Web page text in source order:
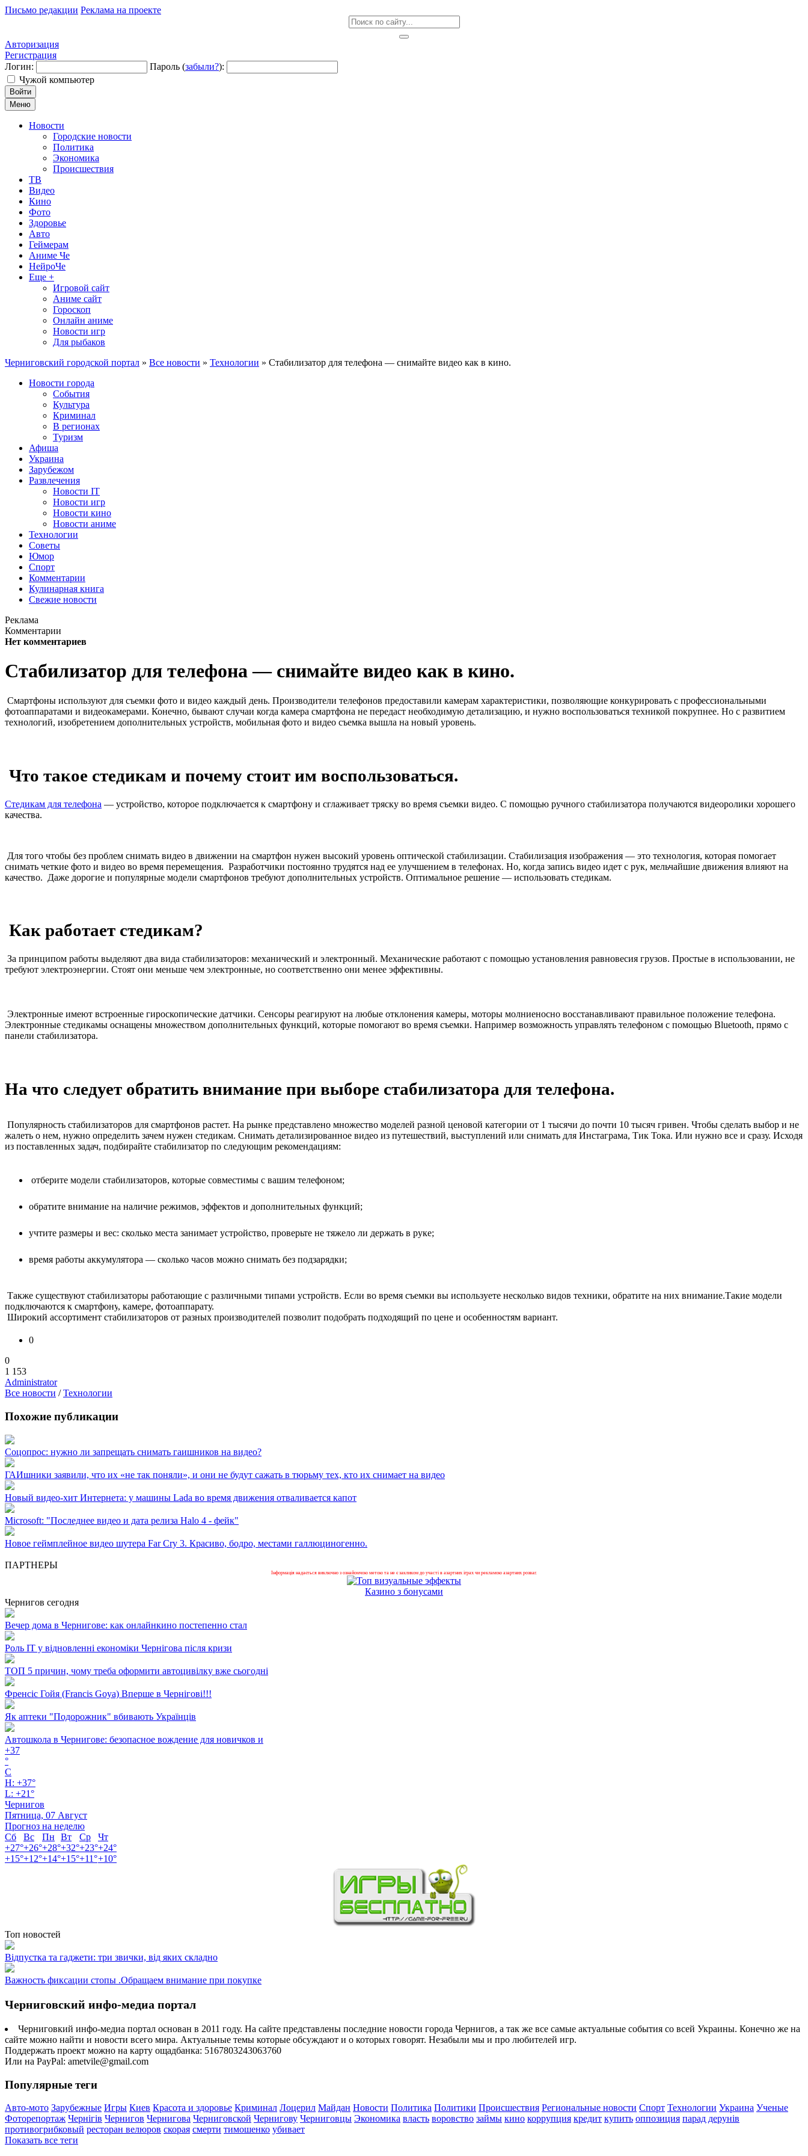
Письмо редакции Реклама на проекте
Авторизация
Регистрация
Логин:
Пароль (забыли?):
Чужой компьютер
Войти
Меню
Новости
Городские новости
Политика
Экономика
Происшествия
ТВ
Видео
Кино
Фото
Здоровье
Авто
Геймерам
Аниме Че
НейроЧе
Еще +
Игровой сайт
Аниме сайт
Гороскоп
Онлайн аниме
Новости игр
Для рыбаков
Черниговский городской портал » Все новости » Технологии » Стабилизатор для телефона — снимайте видео как в кино.
Новости города
События
Культура
Криминал
В регионах
Туризм
Афиша
Украина
Зарубежом
Развлечения
Новости IT
Новости игр
Новости кино
Новости аниме
Технологии
Советы
Юмор
Спорт
Комментарии
Кулинарная книга
Свежие новости
Реклама
Комментарии
Нет комментариев
Стабилизатор для телефона — снимайте видео как в кино.
Смартфоны используют для съемки фото и видео каждый день. Производители телефонов предоставили камерам характеристики, позволяющие конкурировать с профессиональными
фотоаппаратами и видеокамерами. Конечно, бывают случаи когда камера смартфона не передаст необходимую детализацию, и нужно воспользоваться техникой покрупнее. Но с развитием
технологий, изобретением дополнительных устройств, мобильная фото и видео съемка вышла на новый уровень.
Что такое стедикам и почему стоит им воспользоваться.
Стедикам для телефона — устройство, которое подключается к смартфону и сглаживает тряску во время съемки видео. С помощью ручного стабилизатора получаются видеоролики хорошего
качества.
Для того чтобы без проблем снимать видео в движении на смартфон нужен высокий уровень оптической стабилизации. Стабилизация изображения — это технология, которая помогает
снимать четкие фото и видео во время перемещения. Разработчики постоянно трудятся над ее улучшением в телефонах. Но, когда запись видео идет с рук, мельчайшие движения влияют на
качество. Даже дорогие и популярные модели смартфонов требуют дополнительных устройств. Оптимальное решение — использовать стедикам.
Как работает стедикам?
За принципом работы выделяют два вида стабилизаторов: механический и электронный. Механические работают с помощью установления равновесия грузов. Простые в использовании, не
требуют электроэнергии. Стоят они меньше чем электронные, но соответственно они менее эффективны.
Электронные имеют встроенные гироскопические датчики. Сенсоры реагируют на любые отклонения камеры, моторы молниеносно восстанавливают правильное положение телефона.
Электронные стедикамы оснащены множеством дополнительных функций, которые помогают во время съемки. Например возможность управлять телефоном с помощью Bluetooth, прямо с
панели стабилизатора.
На что следует обратить внимание при выборе стабилизатора для телефона.
Популярность стабилизаторов для смартфонов растет. На рынке представлено множество моделей разной ценовой категории от 1 тысячи до почти 10 тысяч гривен. Чтобы сделать выбор и не
жалеть о нем, нужно определить зачем нужен стедикам. Снимать детализированное видео из путешествий, выступлений или снимать для Инстаграма, Тик Тока. Или нужно все и сразу. Исходя
из поставленных задач, подбирайте стабилизатор по следующим рекомендациям:
отберите модели стабилизаторов, которые совместимы с вашим телефоном;
обратите внимание на наличие режимов, эффектов и дополнительных функций;
учтите размеры и вес: сколько места занимает устройство, проверьте не тяжело ли держать в руке;
время работы аккумулятора — сколько часов можно снимать без подзарядки;
Также существуют стабилизаторы работающие с различными типами устройств. Если во время съемки вы используете несколько видов техники, обратите на них внимание.Такие модели
подключаются к смартфону, камере, фотоаппарату.
Широкий ассортимент стабилизаторов от разных производителей позволит подобрать подходящий по цене и особенностям вариант.
0
0
1 153
Administrator
Все новости /Технологии
Похожие публикации
Соцопрос: нужно ли запрещать снимать гаишников на видео?
ГАИшники заявили, что их «не так поняли», и они не будут сажать в тюрьму тех, кто их снимает на видео
Новый видео-хит Интернета: у машины Lada во время движения отваливается капот
Microsoft: "Последнее видео и дата релиза Halo 4 - фейк"
Новое геймплейное видео шутера Far Cry 3. Красиво, бодро, местами галлюциногенно.
ПАРТНЕРЫ
Інформація надається виключно з ознайомчою метою та не є закликом до участі в азартних іграх чи рекламою азартних розваг.
Казино з бонусами
Чернигов сегодня
Вечер дома в Чернигове: как онлайнкино постепенно стал
Роль ІТ у відновленні економіки Чернігова після кризи
ТОП 5 причин, чому треба оформити автоцивілку вже сьогодні
Френсіс Гойя (Francis Goya) Вперше в Чернігові!!!
Як аптеки "Подорожник" вбивають Українців
Автошкола в Чернигове: безопасное вождение для новичков и
+37
°
C
H: +37°
L: +21°
Чернигов
Пятница, 07 Август
Прогноз на неделю
Сб
Вс Пн Вт Ср
Чт
+27°+26°+28°+32°+23°+24°
+15°+12°+14°+15°+11°+10°
Топ новостей
Відпустка та гаджети: три звички, від яких складно
Важность фиксации стопы .Обращаем внимание при покупке
Черниговский инфо-медиа портал
Черниговкий инфо-медиа портал основан в 2011 году. На сайте представлены последние новости города Чернигов, а так же все самые актуальные события со всей Украины. Конечно же на
сайте можно найти и новости всего мира. Актуальные темы которые обсуждают и о которых говорят. Незабыли мы и про любителей игр.
Поддержать проект можно на карту ощадбанка: 5167803243063760
Или на PayPal: ametvile@gmail.com
Популярные теги
Авто-мото Зарубежные Игры Киев Красота и здоровье Криминал Лоцерил Майдан Новости Политика Политики Происшествия Региональные новости Спорт Технологии Украина Ученые
Фоторепортаж Чернігів Чернигов Чернигова Черниговской Чернигову Черниговцы Экономика власть воровство займы кино коррупция кредит купить оппозиция парад дерунів
противогрибковый ресторан велюров скорая смерти тимошенко убивает
Показать все теги